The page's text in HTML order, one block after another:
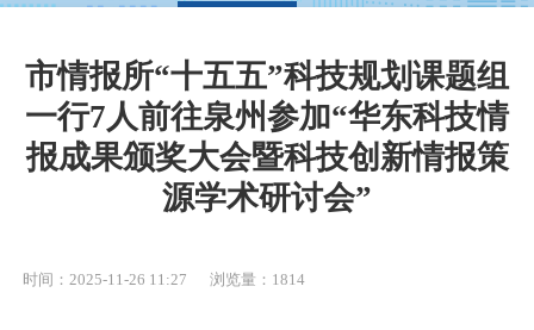
市情报所“十五五”科技规划课题组
一行7人前往泉州参加“华东科技情
报成果颁奖大会暨科技创新情报策
源学术研讨会”
时间：2025-11-26 11:27 浏览量：1814